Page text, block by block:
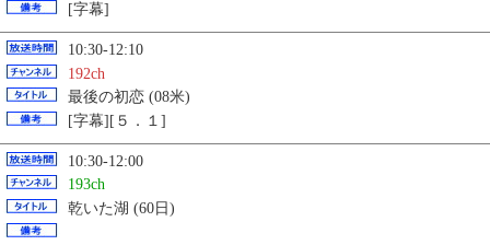
[字幕]
10:30-12:10
192ch
最後の初恋 (08米)
[字幕][５．１]
10:30-12:00
193ch
乾いた湖 (60日)